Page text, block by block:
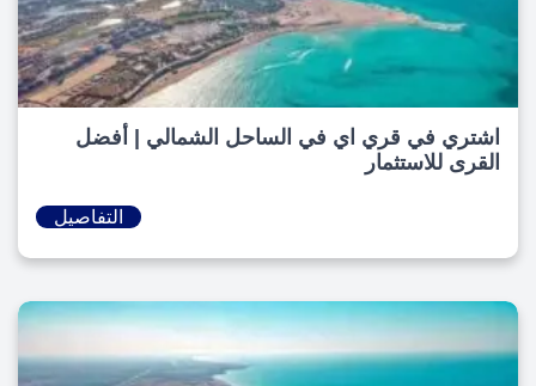
اشتري في قري اي في الساحل الشمالي | أفضل
القرى للاستثمار
التفاصيل